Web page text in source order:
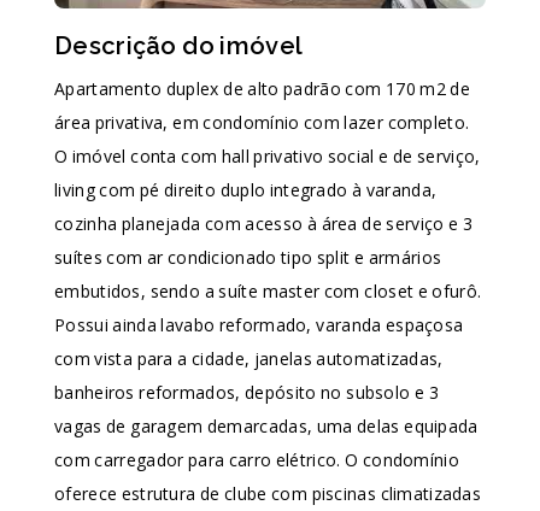
Descrição do imóvel
Apartamento duplex de alto padrão com 170 m2 de
área privativa, em condomínio com lazer completo.
O imóvel conta com hall privativo social e de serviço,
living com pé direito duplo integrado à varanda,
cozinha planejada com acesso à área de serviço e 3
suítes com ar condicionado tipo split e armários
embutidos, sendo a suíte master com closet e ofurô.
Possui ainda lavabo reformado, varanda espaçosa
com vista para a cidade, janelas automatizadas,
banheiros reformados, depósito no subsolo e 3
vagas de garagem demarcadas, uma delas equipada
com carregador para carro elétrico. O condomínio
oferece estrutura de clube com piscinas climatizadas